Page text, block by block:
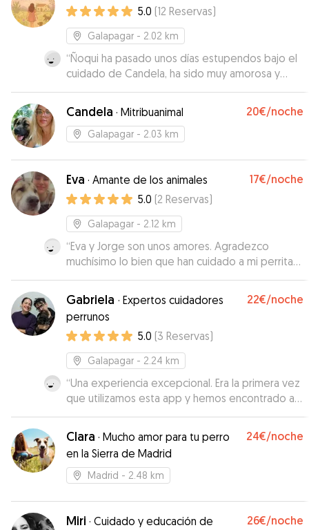
5.0 (12 Reservas)
Galapagar - 2.02 km
“Ñoqui ha pasado unos días estupendos bajo el
cuidado de Candela, ha sido muy amorosa y
paciente con él, y el hecho de compartir tiempo
con otros perros (y conejos, cerditos, etc) lo
ayuda mucho en su socialización, es como un
campamento de verano para él. Se agradece
varias veces al día! 100% recomendable Este
finde repetimos! ”
Candela · Mitribuanimal 20€/noche
Galapagar - 2.03 km
Eva · Amante de los animales 17€/noche
5.0 (2 Reservas)
Galapagar - 2.12 km
“Eva y Jorge son unos amores. Agradezco
muchísimo lo bien que han cuidado a mi perrita
Bimba. Recomendable 100%. Nosotros sin duda
volveremos a confiar en ellos. Se nota cuando
encuentras alguien con experiencia y vocación.”
Gabriela · Expertos cuidadores
perrunos
22€/noche
5.0 (3 Reservas)
Galapagar - 2.24 km
“Una experiencia excepcional. Era la primera vez
que utilizamos esta app y hemos encontrado a
los mejores cuidadores para nuestra perra.
Repetiremos cone ellos dudarlo.
Clara · Mucho amor para tu perro
en la Sierra de Madrid
24€/noche
Madrid - 2.48 km
Miri · Cuidado y educación de
26€/noche